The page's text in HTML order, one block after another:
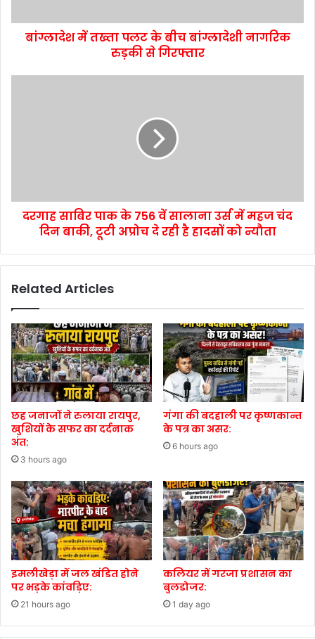
बांग्लादेश में तख्ता पलट के बीच बांग्लादेशी नागरिक
रुड़की से गिरफ्तार
दरगाह साबिर पाक के 756 वें सालाना उर्स में महज चंद
दिन बाकी, टूटी अप्रोच दे रही है हादसों को न्यौता
Related Articles
छह जनाजों ने रुलाया रायपुर,
खुशियों के सफर का दर्दनाक
अंत:
3 hours ago
गंगा की बदहाली पर कृष्णकान्त
के पत्र का असर:
6 hours ago
इमलीखेड़ा में जल खंडित होने
पर भड़के कांवड़िए:
21 hours ago
कलियर में गरजा प्रशासन का
बुलडोजर:
1 day ago